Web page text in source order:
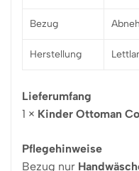
Bezug
Herstellung
Lieferumfang
1 × Kinder Ottoman
Pflegehinweise
Bezug nur